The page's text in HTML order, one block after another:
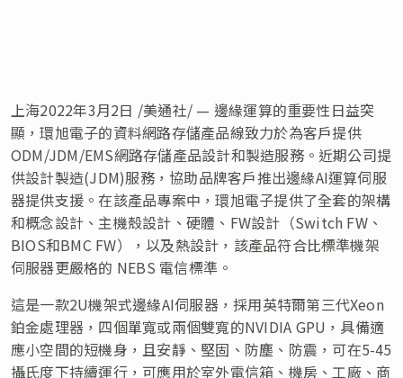
上海2022年3月2日 /美通社/ — 邊緣運算的重要性日益突
顯，環旭電子的資料網路存儲產品線致力於為客戶提供
ODM/JDM/EMS網路存儲產品設計和製造服務。近期公司提
供設計製造(JDM)服務，協助品牌客戶推出邊緣AI運算伺服
器提供支援。在該產品專案中，環旭電子提供了全套的架構
和概念設計、主機殼設計、硬體、FW設計（Switch FW、
BIOS和BMC FW），以及熱設計，該產品符合比標準機架
伺服器更嚴格的 NEBS 電信標準。
這是一款2U機架式邊緣AI伺服器，採用英特爾第三代Xeon
鉑金處理器，四個單寬或兩個雙寬的NVIDIA GPU，具備適
應小空間的短機身，且安靜、堅固、防塵、防震，可在5-45
攝氏度下持續運行，可應用於室外電信箱、機房、工廠、商